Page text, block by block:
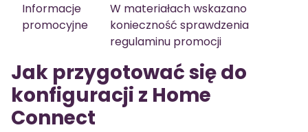
Informacje
promocyjne
W materiałach wskazano
konieczność sprawdzenia
regulaminu promocji
Jak przygotować się do
konfiguracji z Home
Connect